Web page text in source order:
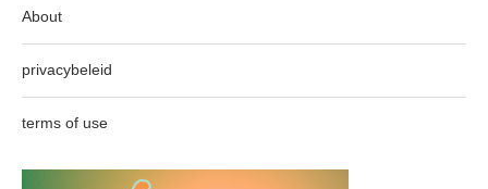
About
privacybeleid
terms of use